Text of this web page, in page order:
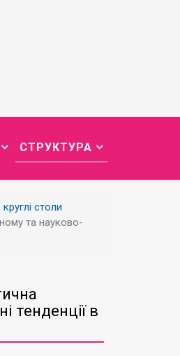
СТРУКТУРА
столи
та науково-
тенденції в